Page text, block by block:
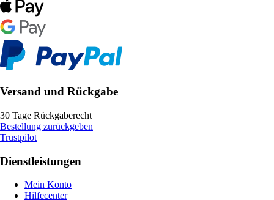
Versand und Rückgabe
30 Tage Rückgaberecht
Bestellung zurückgeben
Trustpilot
Dienstleistungen
Mein Konto
Hilfecenter